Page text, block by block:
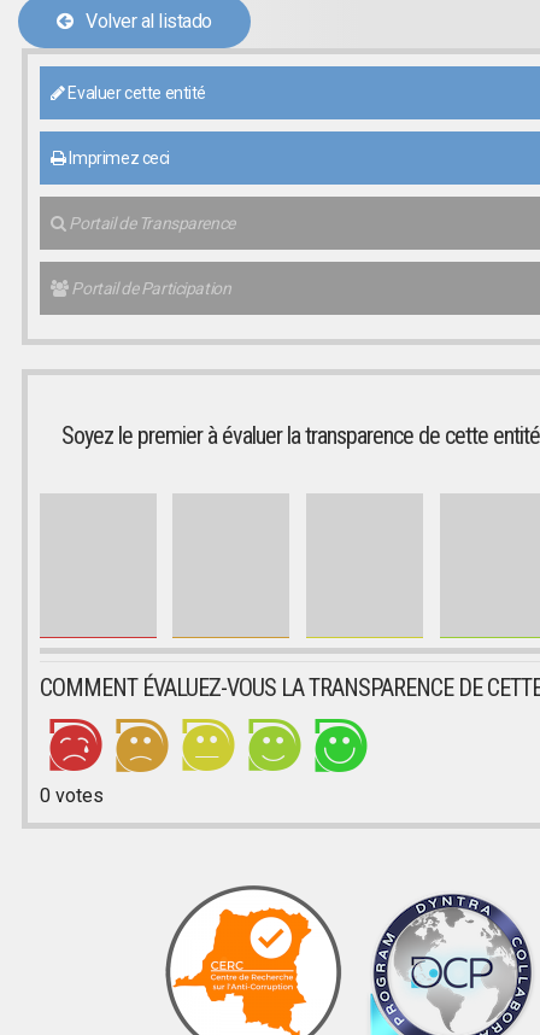
Volver al listado
Evaluer cette entité
Imprimez ceci
Portail de Transparence
Portail de Participation
Soyez le premier à évaluer la transparence de cette entité
COMMENT ÉVALUEZ-VOUS LA TRANSPARENCE DE
0votes